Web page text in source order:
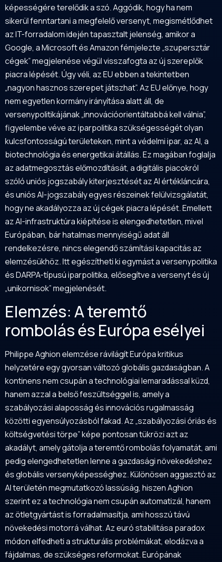
képességére terelődik a szó. Aggódik, hogy ha nem
sikerül fenntartani a megfelelő versenyt, megismétlődhet
az IT-forradalom idején tapasztalt jelenség, amikor a
Google, a Microsoft és Amazon fémjelezte „szupersztár
cégek” megjelenése végül visszafogta az új szereplők
piacra lépését. Úgy véli, az EU ebben a tekintetben
„nagyon hasznos szerepet játszhat”. Az EU előnye, hogy
nem egyetlen kormány irányítása alatt áll, de
versenypolitikájának „innovációorientáltabbá kell válnia”,
figyelembe véve az iparpolitika szükségességét olyan
kulcsfontosságú területeken, mint a védelmi ipar, az AI, a
biotechnológia és energetikai átállás. Ez magában foglalja
az adatmegosztás előmozdítását, a digitális piacokról
szóló uniós jogszabály kiterjesztését az AI értékláncára,
és uniós AI-jogszabály egyes részeinek felülvizsgálatát,
hogy ne akadályozza az új cégek piacra lépését. Emellett
az AI-infrastruktúra kiépítése is elengedhetetlen, mivel
Európában, bár hatalmas mennyiségű adat áll
rendelkezésre, nincs elegendő számítási kapacitás az
elemzésükhöz. Itt egészítheti ki egymást a versenypolitika
és DARPA-típusú iparpolitika, elősegítve a versenyt és új
„unikornisok” megjelenését.
Elemzés: A teremtő
rombolás és Európa esélyei
Philippe Aghion elemzése rávilágít Európa kritikus
helyzetére egy gyorsan változó globális gazdaságban. A
kontinens nem csupán a technológiai lemaradással küzd,
hanem azzal a belső feszültséggel is, amely a
szabályozási alaposság és innovációs rugalmasság
közötti egyensúlyozásból fakad. Az „szabályozási óriás és
költségvetési törpe” képe pontosan tükrözi azt az
akadályt, amely gátolja a teremtő rombolás folyamatát, ami
pedig elengedhetetlen lenne a gazdasági növekedéshez
és globális versenyképességhez. Különösen aggasztó az
AI területén megmutatkozó lassúság, hiszen Aghion
szerint ez a technológia nem csupán automatizál, hanem
az ötletgyártást is forradalmasítja, ami hosszú távú
növekedési motorrá válhat. Az euró stabilitása paradox
módon elfedheti a strukturális problémákat, elodázva a
fájdalmas, de szükséges reformokat. Európának